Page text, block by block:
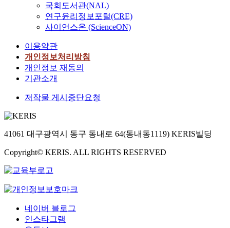
국회도서관(NAL)
연구윤리정보포털(CRE)
사이언스온 (ScienceON)
이용약관
개인정보처리방침
개인정보 재동의
기관소개
저작물 게시중단요청
41061 대구광역시 동구 동내로 64(동내동1119) KERIS빌딩
Copyright© KERIS. ALL RIGHTS RESERVED
네이버 블로그
인스타그램